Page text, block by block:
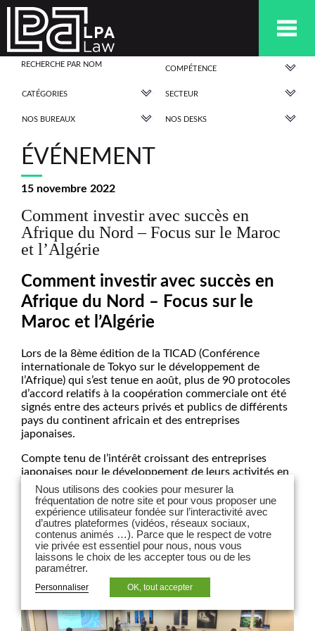
COMPÉTENCE
CATÉGORIES SECTEUR
NOS BUREAUX NOS DESKS
ÉVÉNEMENT
15 novembre 2022
Comment investir avec succès en
Afrique du Nord – Focus sur le Maroc
et l’Algérie
Comment investir avec succès en
Afrique du Nord – Focus sur le
Maroc et l’Algérie
Lors de la 8ème édition de la TICAD (Conférence
internationale de Tokyo sur le développement de
l’Afrique) qui s’est tenue en août, plus de 90 protocoles
d’accord relatifs à la coopération commerciale ont été
signés entre des acteurs privés et publics de différents
pays du continent africain et des entreprises
japonaises.
Compte tenu de l’intérêt croissant des entreprises
japonaises pour le développement de leurs activités en
Afrique, LPA-CGR avocats en partenariat avec la
Chambre de Commerce et d’Industrie Japonaise en
France (CCIJF) ont eu le plaisir d’organiser un séminaire
sur » Comment investir avec succès en Afrique du
Nord – Focus sur le Maroc et l’Algérie » qui a eu lieu le
15 novembre 2022 à Paris.
Nous utilisons des cookies pour mesurer la
fréquentation de notre site et pour vous proposer une
expérience utilisateur fondée sur l’interactivité avec
d’autres plateformes (vidéos, réseaux sociaux,
contenus animés …). Parce que le respect de votre
vie privée est essentiel pour nous, nous vous
laissons le choix de les accepter tous ou de les
paramétrer.
Personnaliser OK, tout accepter